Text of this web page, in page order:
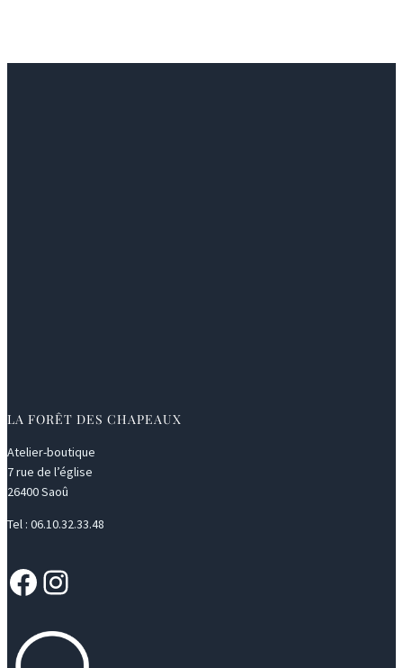
LA FORÊT DES CHAPEAUX
Atelier-boutique
7 rue de l’église
26400 Saoû
Tel : 06.10.32.33.48
Facebook Instagram